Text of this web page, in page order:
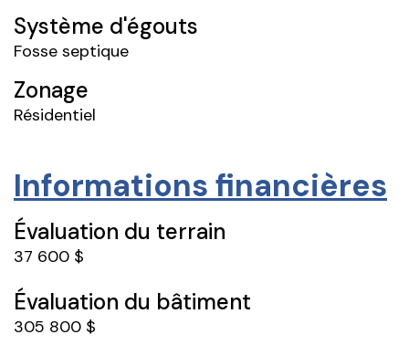
Système d'égouts
Fosse septique
Zonage
Résidentiel
Informations financières
Évaluation du terrain
37 600 $
Évaluation du bâtiment
305 800 $